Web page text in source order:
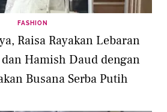
FASHION
Raisa Rayakan Lebaran
Hamish Daud dengan
Busana Serba Putih